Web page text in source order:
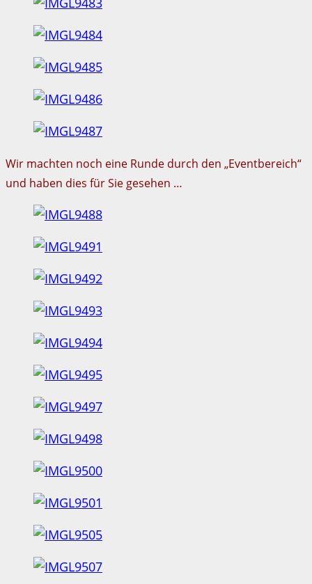
Wir machten noch eine Runde durch den „Eventbereich“
und haben dies für Sie gesehen …